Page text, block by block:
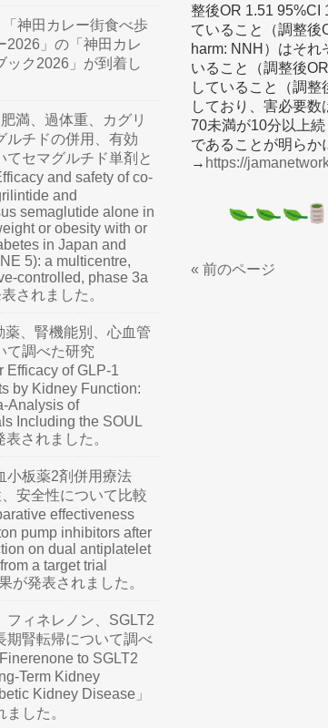
整後OR 1.51 95%CI
ていること（調整後
harm: NNH）はそ
いること（調整後
していること（調
しており、害必要
70未満が10分以上
であることが明らか
→ https://
« 前のページ
神田カレー街食べ歩
2026」の「神田カレ
ック2026」が到着し
満、過体重、カグリ
ルチドの併用、有効
てセマグルチド単剤と
and safety of co-
and
semaglutide alone in
or obesity with or
in Japan and
5): a multicentre,
controlled, phase 3a
されました。
薬、腎機能別、心血管
て調べた研究
Efficacy of GLP-1
by Kidney Function:
Analysis of
Including the SOUL
されました。
小板薬2剤併用療法
安全性について比較
effectiveness
pump inhibitors after
on dual antiplatelet
a target trial
が発表されました。
フィネレノン、SGLT2
期腎転帰について調べ
to SGLT2
Term Kidney
Kidney Disease」
した。